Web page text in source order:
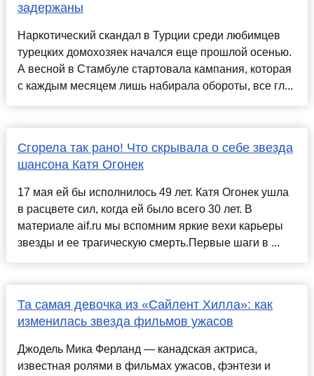
задержаны
Наркотический скандал в Турции среди любимцев
турецких домохозяек начался еще прошлой осенью.
А весной в Стамбуле стартовала кампания, которая
с каждым месяцем лишь набирала обороты, все гл...
Сгорела так рано! Что скрывала о себе звезда
шансона Катя Огонек
17 мая ей бы исполнилось 49 лет. Катя Огонек ушла
в расцвете сил, когда ей было всего 30 лет. В
материале aif.ru мы вспомним яркие вехи карьеры
звезды и ее трагическую смерть.Первые шаги в ...
Та самая девочка из «Сайлент Хилла»: как
изменилась звезда фильмов ужасов
Джодель Мика Ферланд — канадская актриса,
известная ролями в фильмах ужасов, фэнтези и